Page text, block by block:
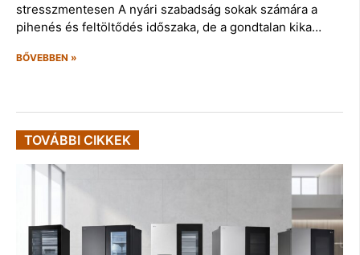
stresszmentesen A nyári szabadság sokak számára a
pihenés és feltöltődés időszaka, de a gondtalan kika…
BŐVEBBEN »
TOVÁBBI CIKKEK